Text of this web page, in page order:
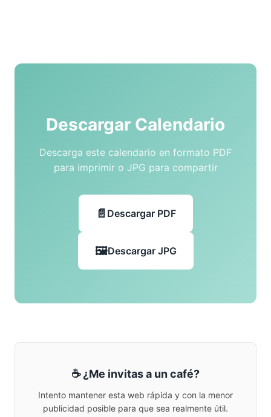
Descargar Calendario
Descarga este calendario en formato PDF
para imprimir o JPG para compartir
Descargar PDF
Descargar JPG
☕ ¿Me invitas a un café?
Intento mantener esta web rápida y con la menor
publicidad posible para que sea realmente útil.